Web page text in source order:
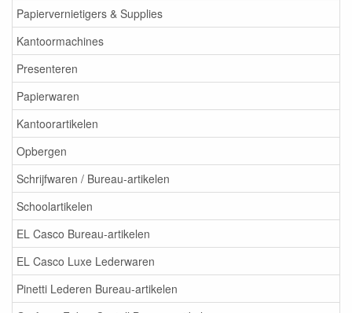
Papiervernietigers & Supplies
Kantoormachines
Presenteren
Papierwaren
Kantoorartikelen
Opbergen
Schrijfwaren / Bureau-artikelen
Schoolartikelen
EL Casco Bureau-artikelen
EL Casco Luxe Lederwaren
Pinetti Lederen Bureau-artikelen